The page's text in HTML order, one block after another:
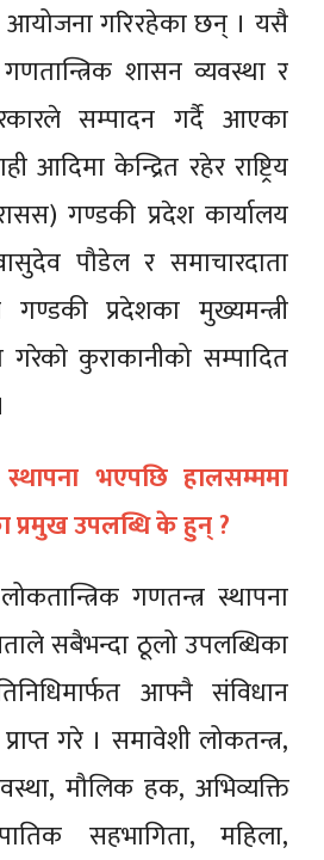
आयोजना गरिरहेका छन् । यसै
शासन व्यवस्था र
सम्पादन गर्दै आएका
आदिमा केन्द्रित रहेर राष्ट्रिय
गण्डकी प्रदेश कार्यालय
पौडेल र समाचारदाता
गण्डकी प्रदेशका मुख्यमन्त्री
गरेकाे कुराकानीको सम्पादित
भएपछि हालसम्ममा
प्रमुख उपलब्धि के हुन् ?
गणतन्त्र स्थापना
सबैभन्दा ठूलो उपलब्धिका
आफ्नै संविधान
गरे । समावेशी लोकतन्त्र,
मौलिक हक, अभिव्यक्ति
सहभागिता, महिला,